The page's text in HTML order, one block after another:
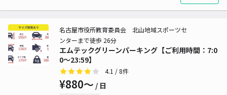
エムテックグリーンパーキング【ご利用時間：7:0
0～23:59】
名古屋市役所教育委員会 北山地域スポーツセ
ンターまで徒歩 26分
4.1 / 8件
¥880〜 / 日